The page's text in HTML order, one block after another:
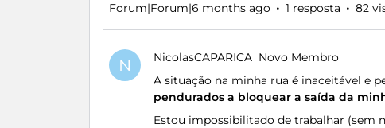
Forum|Forum|6 months ago 1 resposta 82
N NicolasCAPARICA Novo Membro
A situação na minha rua é inaceitável e
pendurados a bloquear a saída da
Estou impossibilitado de trabalhar (sem